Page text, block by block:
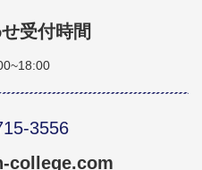
受付時間
3556
college.com